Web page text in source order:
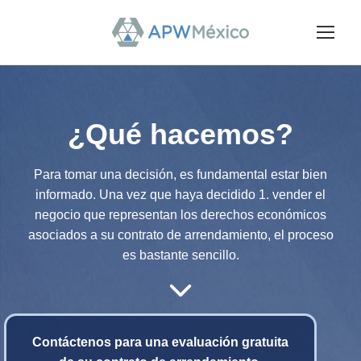
¿Qué hacemos?
Para tomar una decisión, es fundamental estar bien
informado. Una vez que haya decidido 1. vender el
negocio que representan los derechos económicos
asociados a su contrato de arrendamiento, el proceso
es bastante sencillo.
Contáctenos para una evaluación gratuita